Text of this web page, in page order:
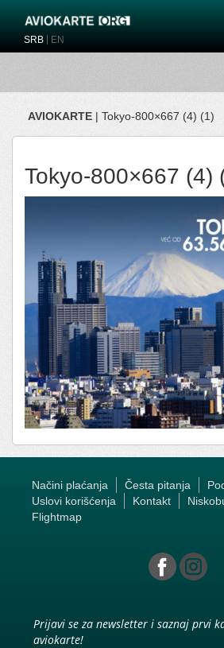
SRB EN
AVIOKARTE | Tokyo-800×667 (4) (1)
Tokyo-800×667 (4)
Načini plaćanja Česta pitanja
Uslovi korišćenja
Kontakt
Flightmap
Prijavi se za newsletter i saznaj prvi
aviokarte!